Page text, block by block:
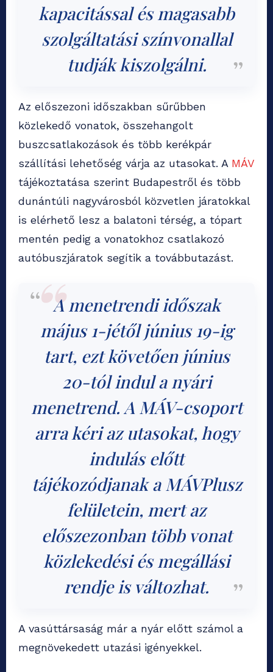
kapacitással és magasabb
szolgáltatási színvonallal
tudják kiszolgálni.
Az előszezoni időszakban sűrűbben
közlekedő vonatok, összehangolt
buszcsatlakozások és több kerékpár
szállítási lehetőség várja az utasokat. A MÁV
tájékoztatása szerint Budapestről és több
dunántúli nagyvárosból közvetlen járatokkal
is elérhető lesz a balatoni térség, a tópart
mentén pedig a vonatokhoz csatlakozó
autóbuszjáratok segítik a továbbutazást.
A menetrendi időszak
május 1-jétől június 19-ig
tart, ezt követően június
20-tól indul a nyári
menetrend. A MÁV-csoport
arra kéri az utasokat, hogy
indulás előtt
tájékozódjanak a MÁVPlusz
felületein, mert az
előszezonban több vonat
közlekedési és megállási
rendje is változhat.
A vasúttársaság már a nyár előtt számol a
megnövekedett utazási igényekkel.